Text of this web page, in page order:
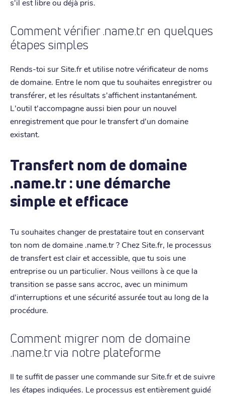
Comment vérifier .name.tr en quelques
étapes simples
Rends-toi sur Site.fr et utilise notre vérificateur de noms
de domaine. Entre le nom que tu souhaites enregistrer ou
transférer, et les résultats s'affichent instantanément.
L'outil t'accompagne aussi bien pour un nouvel
enregistrement que pour le transfert d'un domaine
existant.
Transfert nom de domaine
.name.tr : une démarche
simple et efficace
Tu souhaites changer de prestataire tout en conservant
ton nom de domaine .name.tr ? Chez Site.fr, le processus
de transfert est clair et accessible, que tu sois une
entreprise ou un particulier. Nous veillons à ce que la
transition se passe sans accroc, avec un minimum
d'interruptions et une sécurité assurée tout au long de la
procédure.
Comment migrer nom de domaine
.name.tr via notre plateforme
Il te suffit de passer une commande sur Site.fr et de suivre
les étapes indiquées. Le processus est entièrement guidé